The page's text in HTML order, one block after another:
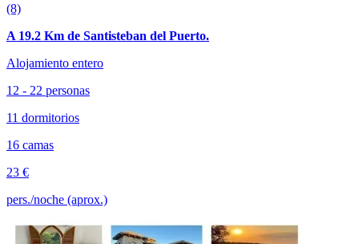
(8)
A 19.2 Km de Santisteban del Puerto.
Alojamiento entero
12 - 22 personas
11 dormitorios
16 camas
23 €
pers./noche (aprox.)